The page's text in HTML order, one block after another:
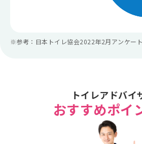
※参考：日本トイレ協会2022年2月アンケー
トイレアドバイ
おすすめポイ